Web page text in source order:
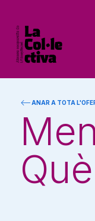
ANAR A TOTA